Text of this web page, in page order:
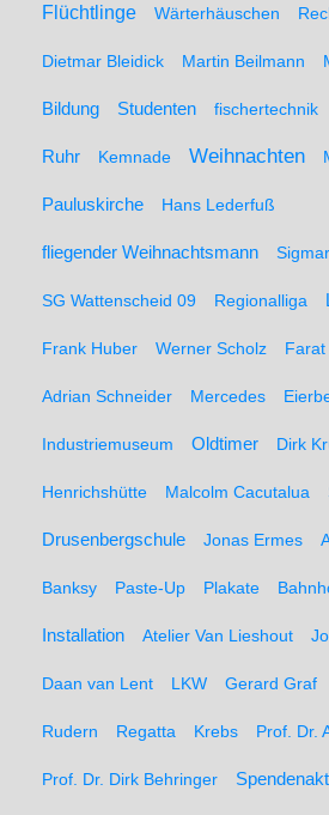
Flüchtlinge Wärterhäuschen
Dietmar Bleidick Martin Beilmann
Bildung Studenten fischertechnik
Ruhr Kemnade Weihnachten
Pauluskirche Hans Lederfuß
fliegender Weihnachtsmann
SG Wattenscheid 09 Regionalliga
Frank Huber Werner Scholz Farat
Adrian Schneider Mercedes
Industriemuseum Oldtimer Dirk
Henrichshütte Malcolm Cacutalua
Drusenbergschule Jonas Ermes
Banksy Paste-Up Plakate
Installation Atelier Van Lieshout
Daan van Lent LKW Gerard Graf
Rudern Regatta Krebs Prof. Dr.
Prof. Dr. Dirk Behringer